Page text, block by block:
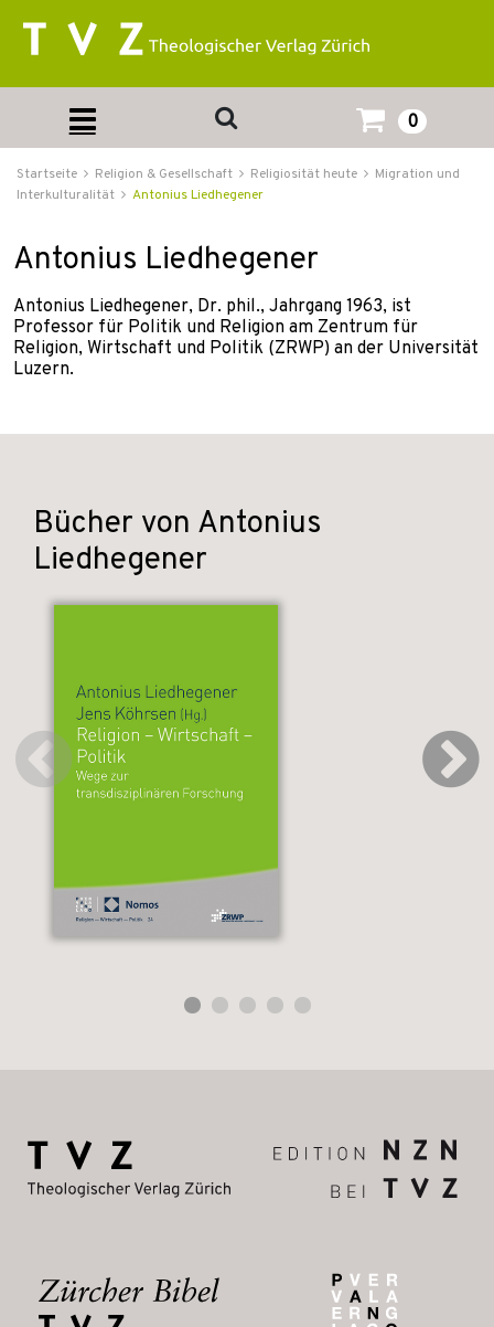
0
Startseite Religion & Gesellschaft Religiosität heute
Migration und
Interkulturalität
Antonius Liedhegener
Antonius Liedhegener
Antonius Liedhegener, Dr. phil., Jahrgang 1963, ist
Professor für Politik und Religion am Zentrum für
Religion, Wirtschaft und Politik (ZRWP) an der Universität
Luzern.
Bücher von Antonius
Liedhegener